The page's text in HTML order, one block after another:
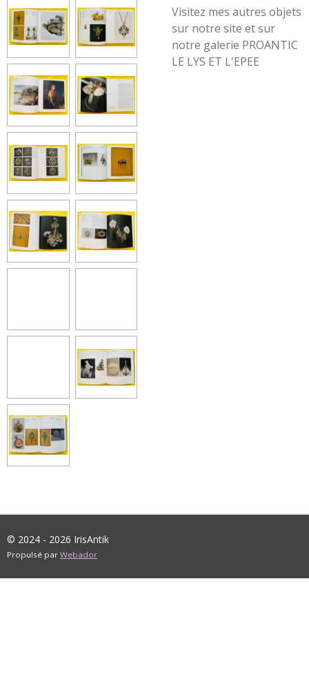
Visitez mes autres objets
sur notre site et sur
notre galerie PROANTIC
LE LYS ET L'EPEE
© 2024 - 2026 IrisAntik
Propulsé par Webador